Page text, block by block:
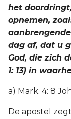
het
opnemen,
dag af, dat u
God, die zich
1: 13) in
a) Mark. 4: 8
De apostel